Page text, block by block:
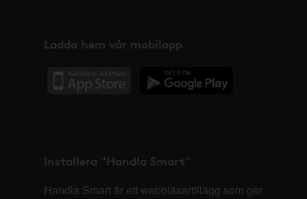
Ladda hem vår mobilapp
Installera "Handla Smart"
Handla Smart är ett webbläsartillägg som ger